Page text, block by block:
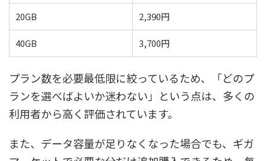
20GB 2,390円
40GB 3,700円
プラン数を必要最低限に絞っているため、「どのプ
ランを選べばよいか迷わない」という点は、多くの
利用者から高く評価されています。
また、データ容量が足りなくなった場合でも、ギガ